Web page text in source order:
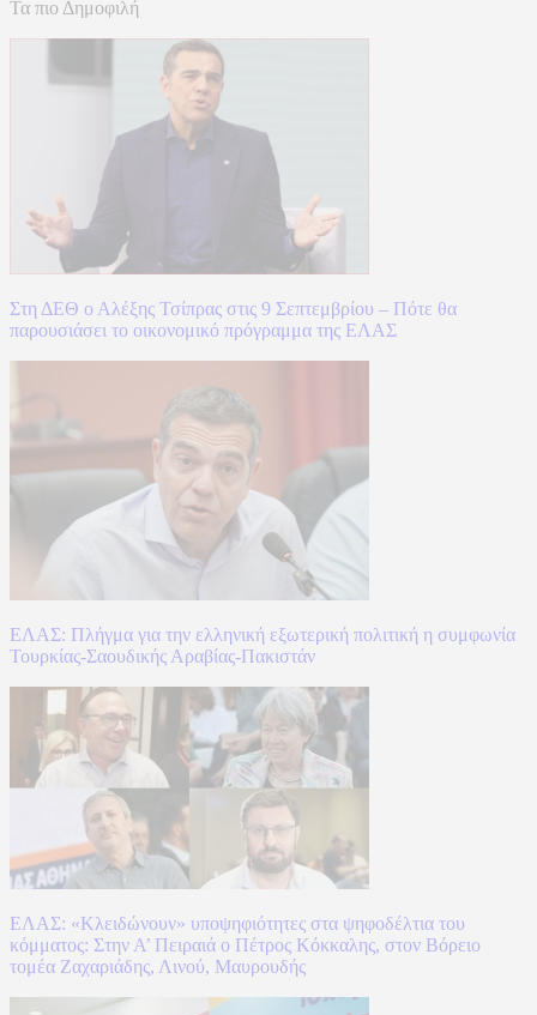
Τα πιο Δημοφιλή
Στη ΔΕΘ ο Αλέξης Τσίπρας στις 9 Σεπτεμβρίου – Πότε θα
παρουσιάσει το οικονομικό πρόγραμμα της ΕΛΑΣ
ΕΛΑΣ: Πλήγμα για την ελληνική εξωτερική πολιτική η συμφωνία
Τουρκίας-Σαουδικής Αραβίας-Πακιστάν
ΕΛΑΣ: «Κλειδώνουν» υποψηφιότητες στα ψηφοδέλτια του
κόμματος: Στην Α’ Πειραιά ο Πέτρος Κόκκαλης, στον Βόρειο
τομέα Ζαχαριάδης, Λινού, Μαυρουδής